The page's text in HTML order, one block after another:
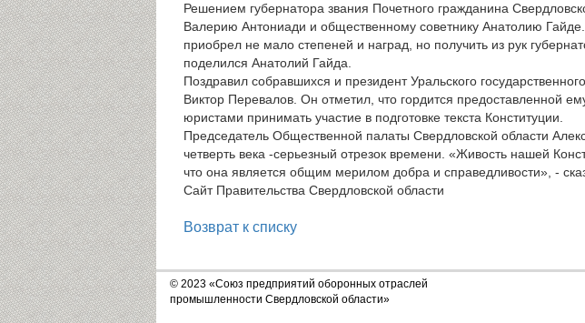
Решением губернатора звания Почетного гражданина
Валерию Антониади и общественному советнику Анатолию
приобрел не мало степеней и наград, но получить из рук
поделился Анатолий Гайда.
Поздравил собравшихся и президент Уральского
Виктор Перевалов. Он отметил, что гордится предоставленной
юристами принимать участие в подготовке текста Конституции.
Председатель Общественной палаты Свердловской области
четверть века -серьезный отрезок времени. «Живость нашей
что она является общим мерилом добра и справедливости», -
Сайт Правительства Свердловской области
Возврат к списку
© 2023 «Союз предприятий оборонных отраслей
промышленности Свердловской области»